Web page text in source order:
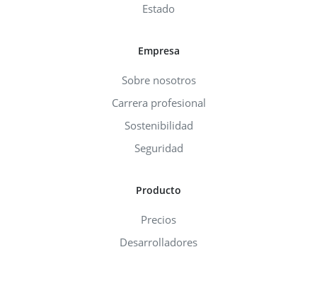
Estado
Empresa
Sobre nosotros
Carrera profesional
Sostenibilidad
Seguridad
Producto
Precios
Desarrolladores